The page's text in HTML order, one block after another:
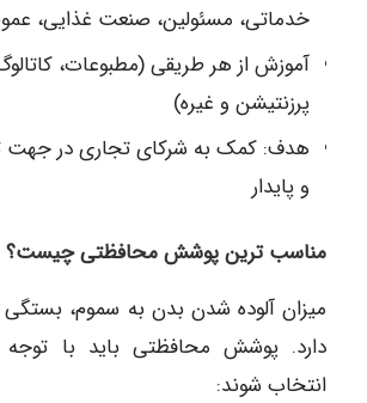
خدماتی، مسئولین، صنعت غذایی،
آموزش از هر طریقی (مطبوعات،
پرزنتیشن و غیره)
هدف: کمک به شرکای تجاری در جهت
و پایدار
مناسب ترین پوشش محافظتی چیست؟
میزان آلوده شدن بدن به سموم، بستگی
دارد. پوشش محافظتی باید با
انتخاب شوند: